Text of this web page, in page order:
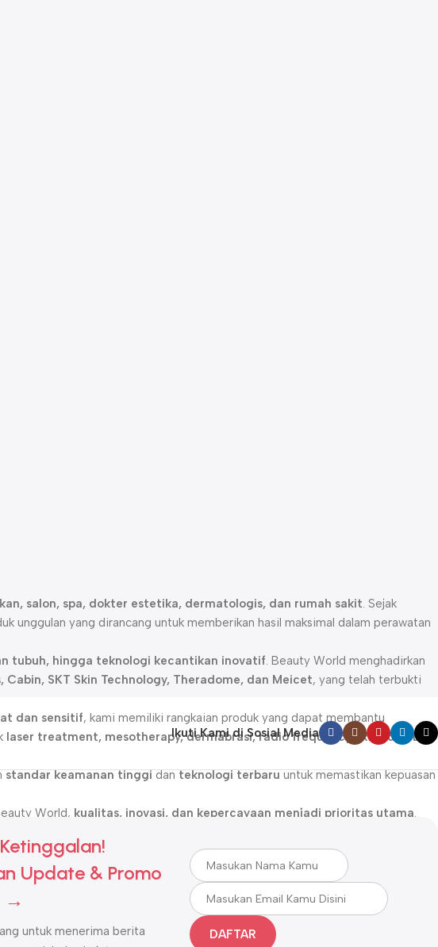
salon, spa, dokter estetika, dermatologis, dan rumah sakit. Sejak
unggulan yang dirancang untuk memberikan hasil maksimal dalam perawatan
tubuh, hingga teknologi kecantikan inovatif. Beauty World menghadirkan
SKT Skin Technology, Theradome, dan Meicet, yang telah terbukti
dan sensitif, kami memiliki rangkaian produk yang dapat membantu
laser treatment, mesotherapy, dermabrasi, radio frequency (RF), dan LED
standar keamanan tinggidanteknologi terbaruuntuk memastikan kepuasan
World, kualitas, inovasi, dan kepercayaan menjadi prioritas utama.
Ikuti Kami di Sosial Media
Update & Promo
→
untuk menerima berita
DAFTAR